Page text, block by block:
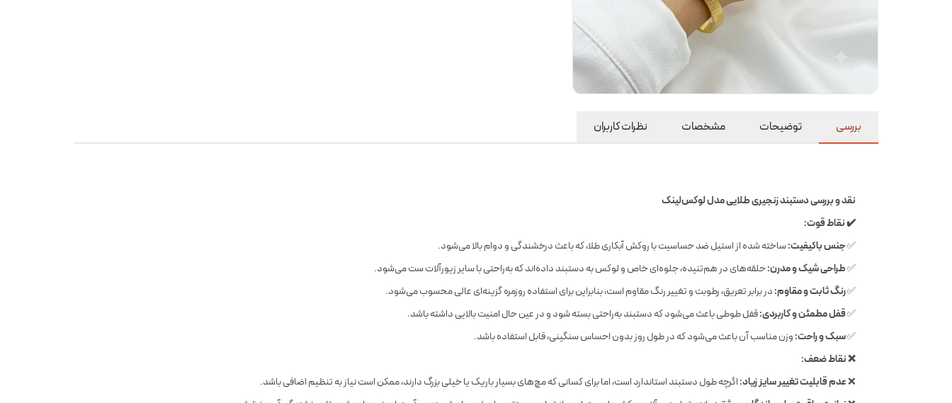
بررسی توضیحات مشخصات نظرات کاربران
نقد و بررسی دستبند زنجیری طلایی مدل لوکس‌لینک
✔️ نقاط قوت:
✅جنس باکیفیت:ساخته شده از استیل ضد حساسیت با روکش آبکاری طلا، که باعث درخشندگی و دوام بالا می‌شود.
✅طراحی شیک و مدرن:حلقه‌های در هم‌تنیده، جلوه‌ای خاص و لوکس به دستبند داده‌اند که به‌راحتی با سایر زیورآلات ست می‌شود.
✅رنگ ثابت و مقاوم:در برابر تعریق، رطوبت و تغییر رنگ مقاوم است، بنابراین برای استفاده روزمره گزینه‌ای عالی محسوب می‌شود.
✅قفل مطمئن و کاربردی:قفل طوطی باعث می‌شود که دستبند به‌راحتی بسته شود و در عین حال امنیت بالایی داشته باشد.
✅سبک و راحت:وزن مناسب آن باعث می‌شود که در طول روز بدون احساس سنگینی، قابل استفاده باشد.
❌ نقاط ضعف:
❌عدم قابلیت تغییر سایز زیاد:اگرچه طول دستبند استاندارد است، اما برای کسانی که مچ‌های بسیار باریک یا خیلی بزرگ دارند، ممکن است نیاز به تنظیم اضافی باشد.